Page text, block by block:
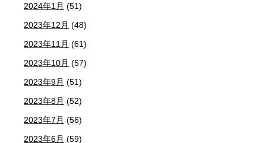
2024年1月 (51)
2023年12月 (48)
2023年11月 (61)
2023年10月 (57)
2023年9月 (51)
2023年8月 (52)
2023年7月 (56)
2023年6月 (59)